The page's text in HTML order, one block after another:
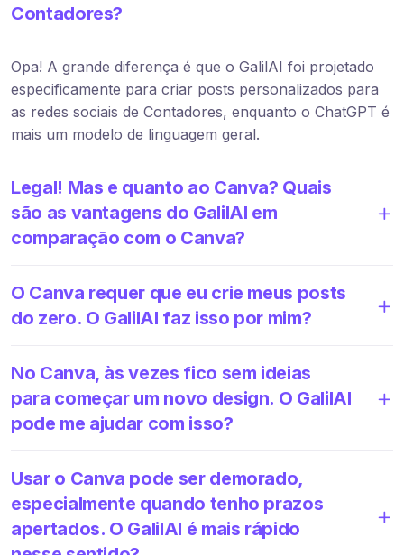
Contadores?
Opa! A grande diferença é que o GalilAI foi projetado
especificamente para criar posts personalizados para
as redes sociais de Contadores, enquanto o ChatGPT é
mais um modelo de linguagem geral.
Legal! Mas e quanto ao Canva? Quais
são as vantagens do GalilAI em
comparação com o Canva?
O Canva requer que eu crie meus posts
do zero. O GalilAI faz isso por mim?
No Canva, às vezes fico sem ideias
para começar um novo design. O GalilAI
pode me ajudar com isso?
Usar o Canva pode ser demorado,
especialmente quando tenho prazos
apertados. O GalilAI é mais rápido